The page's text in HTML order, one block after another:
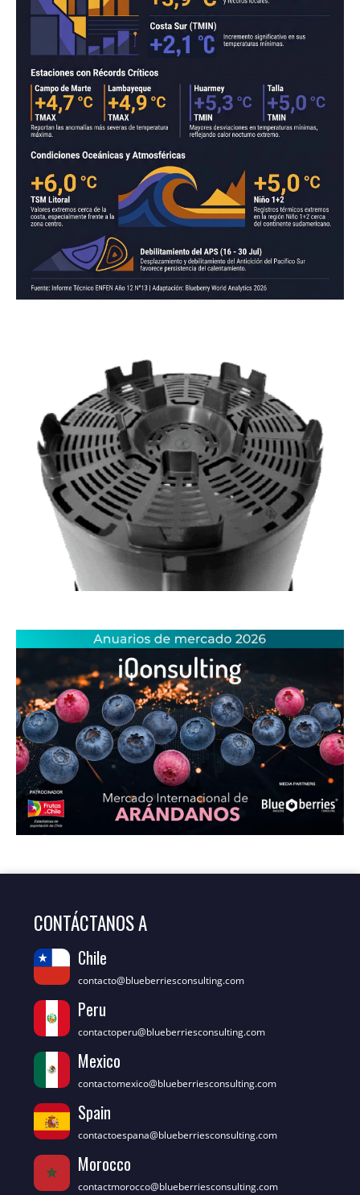
CONTÁCTANOS A
Chile
contacto@blueberriesconsulting.com
Peru
contactoperu@blueberriesconsulting.com
Mexico
contactomexico@blueberriesconsulting.com
Spain
contactoespana@blueberriesconsulting.com
Morocco
contactmorocco@blueberriesconsulting.com